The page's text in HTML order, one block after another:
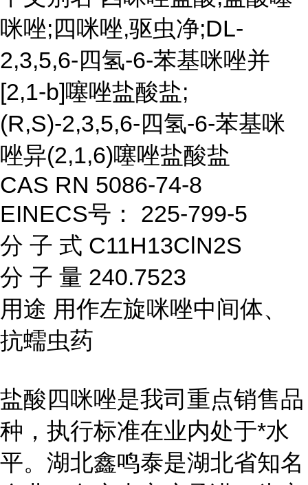
咪唑;四咪唑,驱虫净;DL-
2,3,5,6-四氢-6-苯基咪唑并
[2,1-b]噻唑盐酸盐;
(R,S)-2,3,5,6-四氢-6-苯基咪
唑异(2,1,6)噻唑盐酸盐
CAS RN 5086-74-8
EINECS号： 225-799-5
分 子 式 C11H13ClN2S
分 子 量 240.7523
用途 用作左旋咪唑中间体、
抗蠕虫药
盐酸四咪唑是我司重点销售品
种，执行标准在业内处于*水
平。湖北鑫鸣泰是湖北省知名